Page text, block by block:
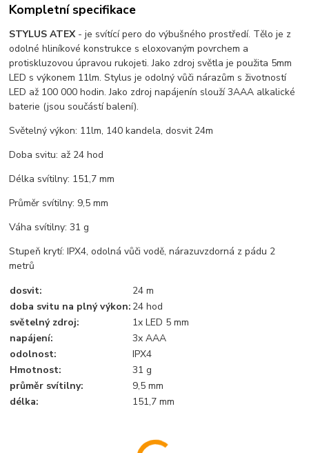
Kompletní specifikace
STYLUS ATEX- je svítící pero do výbušného prostředí. Tělo je z
odolné hliníkové konstrukce s eloxovaným povrchem a
protiskluzovou úpravou rukojeti. Jako zdroj světla je použita 5mm
LED s výkonem 11lm. Stylus je odolný vůči nárazům s životností
LED až 100 000 hodin. Jako zdroj napájenín slouží 3AAA alkalické
baterie (jsou součástí balení).
Světelný výkon: 11lm, 140 kandela, dosvit 24m
Doba svitu: až 24 hod
Délka svítilny: 151,7 mm
Průměr svítilny: 9,5 mm
Váha svítilny: 31 g
Stupeň krytí: IPX4, odolná vůči vodě, nárazuvzdorná z pádu 2
metrů
dosvit:
24 m
doba svitu na plný výkon: 24 hod
světelný zdroj:
1x LED 5 mm
napájení:
3x AAA
odolnost:
IPX4
Hmotnost:
31 g
průměr svítilny:
9,5 mm
délka:
151,7 mm